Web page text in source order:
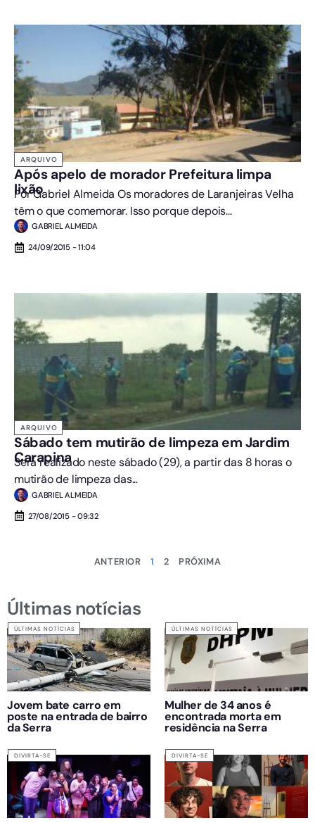
ARQUIVO
Após apelo de morador Prefeitura limpa
lixão
Por Gabriel Almeida Os moradores de Laranjeiras Velha
têm o que comemorar. Isso porque depois...
GABRIEL ALMEIDA
24/09/2015 - 11:04
ARQUIVO
Sábado tem mutirão de limpeza em Jardim
Carapina
Será realizado neste sábado (29), a partir das 8 horas o
mutirão de limpeza das...
GABRIEL ALMEIDA
27/08/2015 - 09:32
ANTERIOR 1 2 PRÓXIMA
Últimas notícias
ÚLTIMAS NOTÍCIAS
Jovem bate carro em
poste na entrada de bairro
da Serra
ÚLTIMAS NOTÍCIAS
Mulher de 34 anos é
encontrada morta em
residência na Serra
DIVIRTA-SE DIVIRTA-SE